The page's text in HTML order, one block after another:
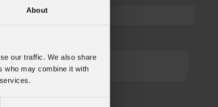
About
our traffic. We also share
who may combine it with